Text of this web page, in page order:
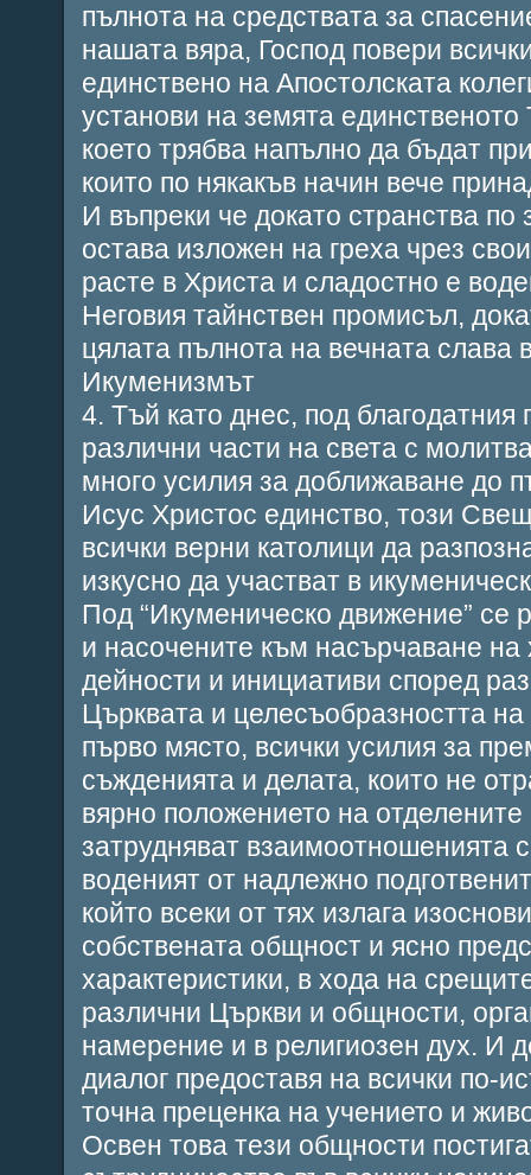
пълнота на средствата за
нашата вяра, Господ повери
единствено на Апостолската
установи на земята
което трябва напълно да бъдат
които по някакъв начин вече
И въпреки че докато странства по
остава изложен на греха чрез
расте в Христа и сладостно е
Неговия тайнствен промисъл,
цялата пълнота на вечната
Икуменизмът
4. Тъй като днес, под
различни части на света с
много усилия за доближаване до
Исус Христос единство, този
всички верни католици да
изкусно да участват в
Под “Икуменическо движение” се
и насочените към насърчаване на
дейности и инициативи според
Църквата и целесъобразността
първо място, всички усилия за
съжденията и делата, които не
вярно положението на отделените
затрудняват взаимоотношенията
воденият от надлежно
който всеки от тях излага
собствената общност и ясно
характеристики, в хода на
различни Църкви и общности,
намерение и в религиозен дух. И
диалог предоставя на всички по-
точна преценка на учението и
Освен това тези общности